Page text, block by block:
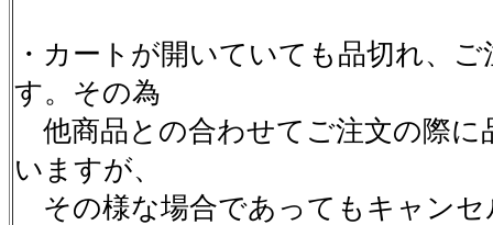
・カートが開いていても品切れ、
す。その為
他商品との合わせてご注文の際に
いますが、
その様な場合であってもキャンセ